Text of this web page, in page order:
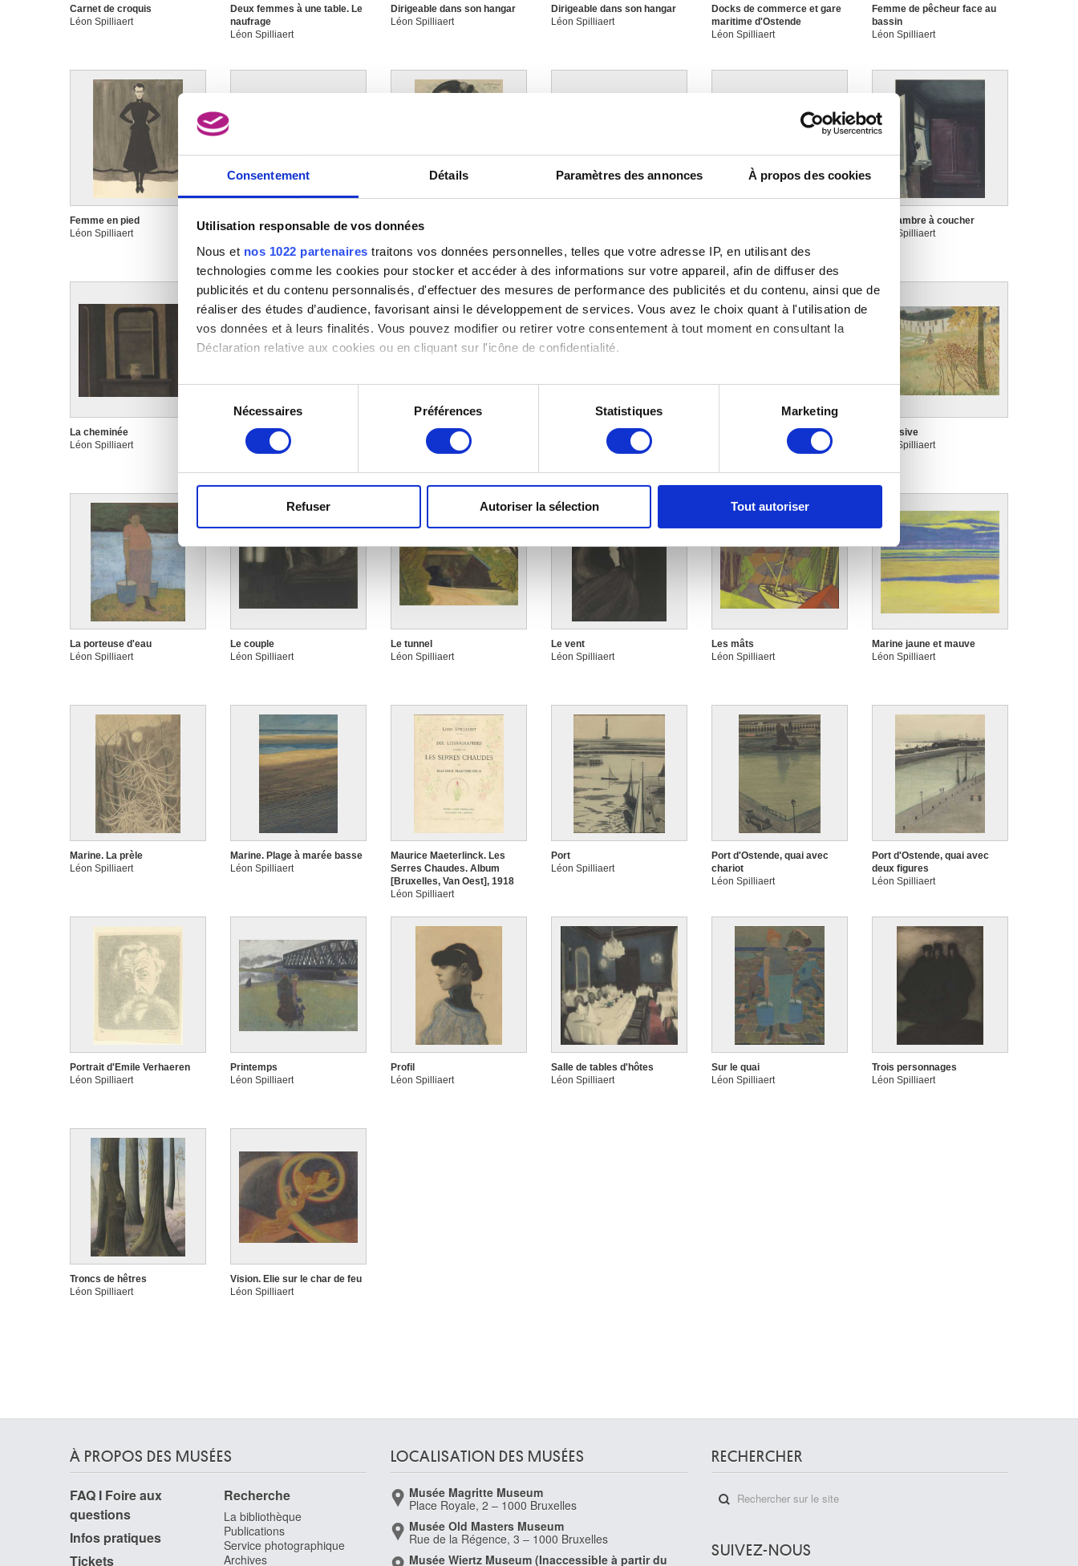
Consentement Détails Paramètres des annonces À propos des cookies
Utilisation responsable de vos données
Nous et nos 1022 partenaires traitons vos données personnelles, telles que votre adresse IP, en utilisant des
technologies comme les cookies pour stocker et accéder à des informations sur votre appareil, afin de diffuser des
publicités et du contenu personnalisés, d'effectuer des mesures de performance des publicités et du contenu, ainsi que de
réaliser des études d’audience, favorisant ainsi le développement de services. Vous avez le choix quant à l'utilisation de
vos données et à leurs finalités. Vous pouvez modifier ou retirer votre consentement à tout moment en consultant la
Déclaration relative aux cookies ou en cliquant sur l'icône de confidentialité.
Si vous le permettez, nous aimerions également :
Collecter des informations sur votre localisation géographique qui peuvent être précises à plusieurs mètres près
digitales).
partenaires de médias sociaux, de publicité et d'analyse, qui peuvent combiner celles-ci avec d'autres informations que
vous leur avez fournies ou qu'ils ont collectées lors de votre utilisation de leurs services.
consentement
Nécessaires Préférences Statistiques Marketing
Refuser Autoriser la sélection Tout autoriser
Carnet de croquis
Léon Spilliaert
Deux femmes à une table. Le
naufrage
Léon Spilliaert
Dirigeable dans son hangar
Léon Spilliaert
Dirigeable dans son hangar
Léon Spilliaert
Docks de commerce et gare
maritime d'Ostende
Léon Spilliaert
Femme de pêcheur face au
bassin
Léon Spilliaert
Femme en pied
Léon Spilliaert
Femme sur la digue
Léon Spilliaert
Fille de pêcheur
Léon Spilliaert
La chambre à coucher
Léon Spilliaert
La cheminée
Léon Spilliaert
La dame au chapeau
Léon Spilliaert
La dame dans le train
Léon Spilliaert
Léon Spilliaert
La lessive
Léon Spilliaert
La porteuse d'eau
Léon Spilliaert
Le couple
Léon Spilliaert
Le tunnel
Léon Spilliaert
Le vent
Léon Spilliaert
Les mâts
Léon Spilliaert
Marine jaune et mauve
Léon Spilliaert
Marine. La prèle
Léon Spilliaert
Marine. Plage à marée basse
Léon Spilliaert
Maurice Maeterlinck. Les
Serres Chaudes. Album
[Bruxelles, Van Oest], 1918
Léon Spilliaert
Port
Léon Spilliaert
Port d'Ostende, quai avec
chariot
Léon Spilliaert
Port d'Ostende, quai avec
deux figures
Léon Spilliaert
Portrait d'Emile Verhaeren
Léon Spilliaert
Printemps
Léon Spilliaert
Profil
Léon Spilliaert
Salle de tables d'hôtes
Léon Spilliaert
Sur le quai
Léon Spilliaert
Trois personnages
Léon Spilliaert
Troncs de hêtres
Léon Spilliaert
Vision. Elie sur le char de feu
Léon Spilliaert
À PROPOS DES MUSÉES
FAQ I Foire aux
questions
Infos pratiques
Tickets
Recherche
La bibliothèque
Publications
Service photographique
Archives
LOCALISATION DES MUSÉES
Musée Magritte Museum
Place Royale, 2 – 1000 Bruxelles
Musée Old Masters Museum
Rue de la Régence, 3 – 1000 Bruxelles
Musée Wiertz Museum (Inaccessible à partir du
RECHERCHER
SUIVEZ-NOUS